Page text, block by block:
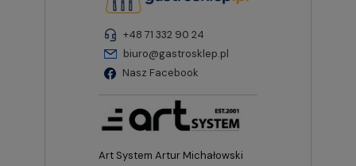
+48 71 332 90 24
biuro@gastrosklep.pl
Nasz Facebook
Art System Artur Michałowski